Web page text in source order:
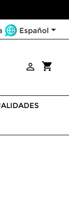
Español
shopping_cart
